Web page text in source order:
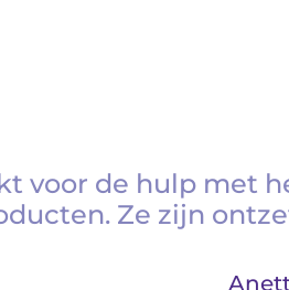
voor de hulp met
Ze zijn